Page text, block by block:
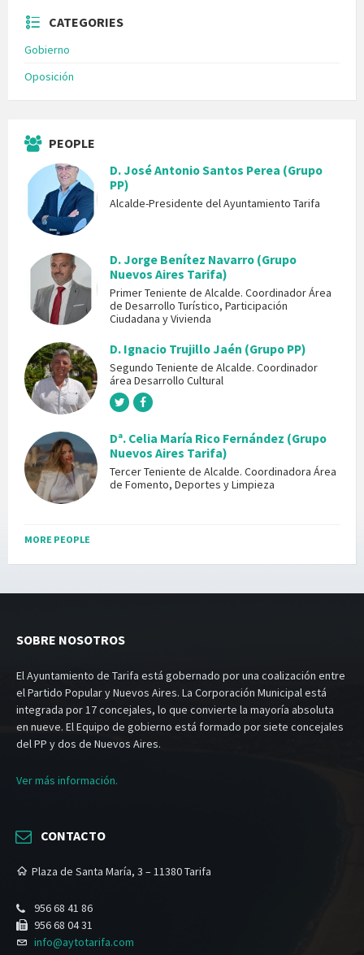
CATEGORIES
Gobierno
Oposición
PEOPLE
D. José Antonio Santos Perea (Grupo
PP)
Alcalde-Presidente del Ayuntamiento Tarifa
D. Jorge Benítez Navarro (Grupo
Nuevos Aires Tarifa)
Primer Teniente de Alcalde. Coordinador Área
de Desarrollo Turístico, Participación
Ciudadana y Vivienda
D. Ignacio Trujillo Jaén (Grupo PP)
Segundo Teniente de Alcalde. Coordinador
área Desarrollo Cultural
Dª. Celia María Rico Fernández (Grupo
Nuevos Aires Tarifa)
Tercer Teniente de Alcalde. Coordinadora Área
de Fomento, Deportes y Limpieza
MORE PEOPLE
SOBRE NOSOTROS
El Ayuntamiento de Tarifa está gobernado por una coalización entre
el Partido Popular y Nuevos Aires. La Corporación Municipal está
integrada por 17 concejales, lo que convierte la mayoría absoluta
en nueve. El Equipo de gobierno está formado por siete concejales
del PP y dos de Nuevos Aires.
Ver más información.
CONTACTO
Plaza de Santa María, 3 – 11380 Tarifa
956 68 41 86
956 68 04 31
info@aytotarifa.com